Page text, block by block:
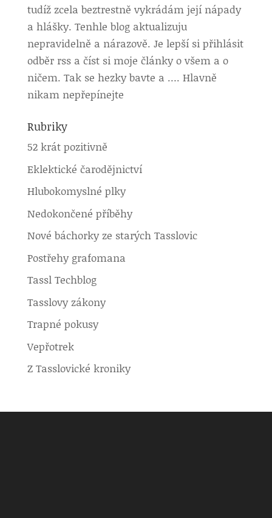
tudíž zcela beztrestně vykrádám její nápady
a hlášky. Tenhle blog aktualizuju
nepravidelně a nárazově. Je lepší si přihlásit
odběr rss a číst si moje články o všem a o
ničem. Tak se hezky bavte a …. Hlavně
nikam nepřepínejte
Rubriky
52 krát pozitivně
Eklektické čarodějnictví
Hlubokomyslné plky
Nedokončené příběhy
Nové báchorky ze starých Tasslovic
Postřehy grafomana
Tassl Techblog
Tasslovy zákony
Trapné pokusy
Vepřotrek
Z Tasslovické kroniky